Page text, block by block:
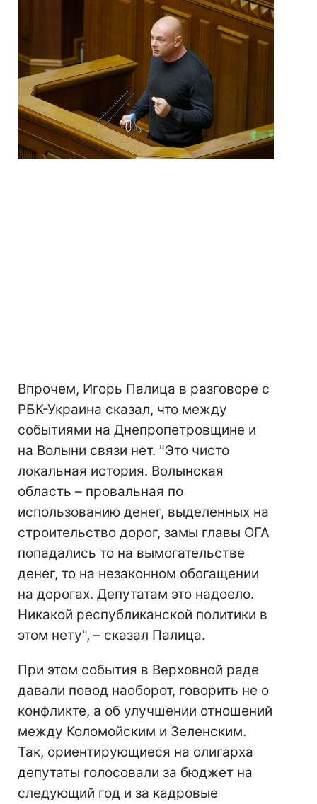
Впрочем, Игорь Палица в разговоре с
РБК-Украина сказал, что между
событиями на Днепропетровщине и
на Волыни связи нет. "Это чисто
локальная история. Волынская
область – провальная по
использованию денег, выделенных на
строительство дорог, замы главы ОГА
попадались то на вымогательстве
денег, то на незаконном обогащении
на дорогах. Депутатам это надоело.
Никакой республиканской политики в
этом нету", – сказал Палица.
При этом события в Верховной раде
давали повод наоборот, говорить не о
конфликте, а об улучшении отношений
между Коломойским и Зеленским.
Так, ориентирующиеся на олигарха
депутаты голосовали за бюджет на
следующий год и за кадровые